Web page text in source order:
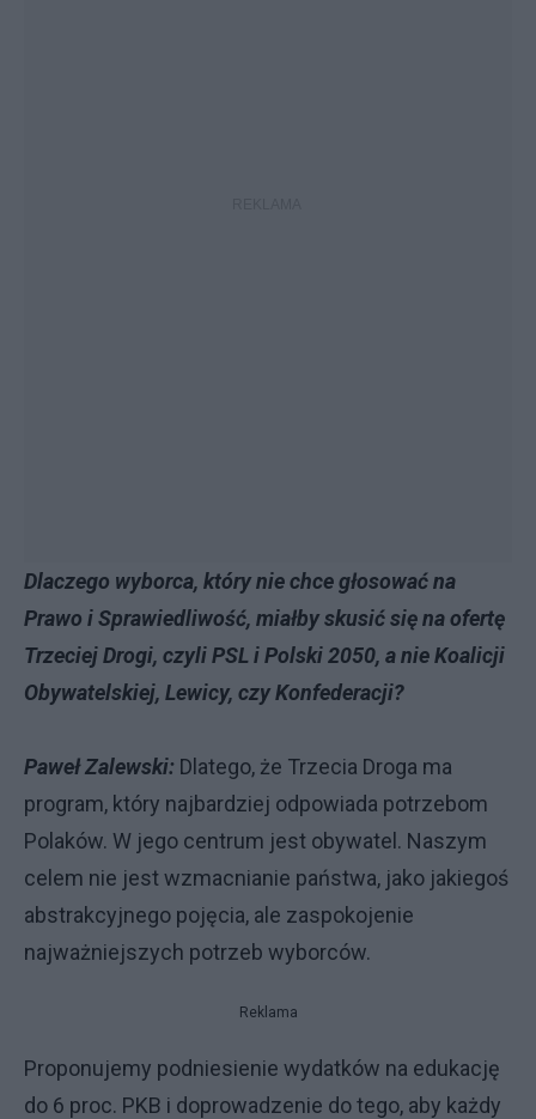
Dlaczego wyborca, który nie chce głosować na
Prawo i Sprawiedliwość, miałby skusić się na ofertę
Trzeciej Drogi, czyli PSL i Polski 2050, a nie Koalicji
Obywatelskiej, Lewicy, czy Konfederacji?
Paweł Zalewski: Dlatego, że Trzecia Droga ma
program, który najbardziej odpowiada potrzebom
Polaków. W jego centrum jest obywatel. Naszym
celem nie jest wzmacnianie państwa, jako jakiegoś
abstrakcyjnego pojęcia, ale zaspokojenie
najważniejszych potrzeb wyborców.
Reklama
Proponujemy podniesienie wydatków na edukację
do 6 proc. PKB i doprowadzenie do tego, aby każdy